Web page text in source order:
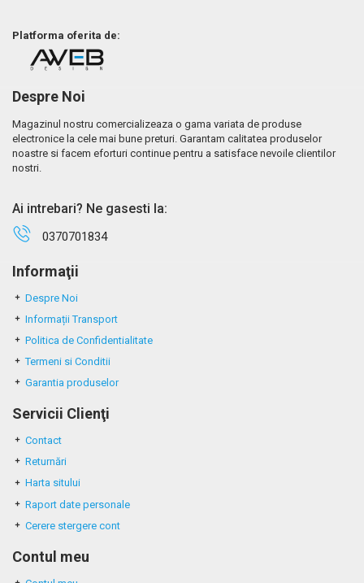
Platforma oferita de:
Despre Noi
Magazinul nostru comercializeaza o gama variata de produse
electronice la cele mai bune preturi. Garantam calitatea produselor
noastre si facem eforturi continue pentru a satisface nevoile clientilor
nostri.
Ai intrebari? Ne gasesti la:
0370701834
Informaţii
Despre Noi
Informații Transport
Politica de Confidentialitate
Termeni si Conditii
Garantia produselor
Servicii Clienţi
Contact
Returnări
Harta sitului
Raport date personale
Cerere stergere cont
Contul meu